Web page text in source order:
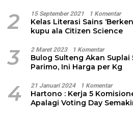
2 15 September 2021 1 Komentar
Kelas Literasi Sains
kupu ala Citizen Science
3 2 Maret 2023 1 Komentar
Bulog Sulteng Akan
Parimo, Ini Harga per Kg
4 21 Januari 2024 1 Komentar
Hartono : Kerja 5
Apalagi Voting Day